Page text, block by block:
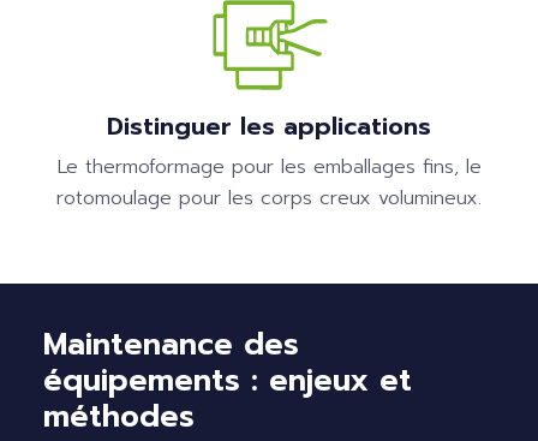
Distinguer les applications
Le thermoformage pour les emballages fins, le
rotomoulage pour les corps creux volumineux.
Maintenance des
équipements : enjeux et
méthodes